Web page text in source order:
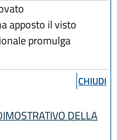
apposto il visto
promulga
CHIUDI
DELLA